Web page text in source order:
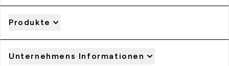
Produkte
Unternehmens Informationen